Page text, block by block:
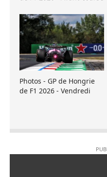
Photos - GP de Hongrie
de F1 2026 - Vendredi